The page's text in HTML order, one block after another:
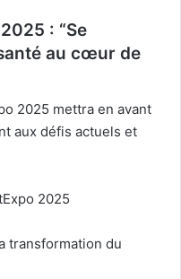
: “Se
au cœur de
2025 mettra en avant
aux défis actuels et
2025
transformation du